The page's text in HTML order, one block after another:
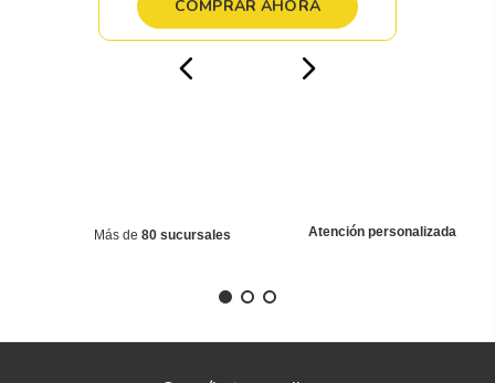
COMPRAR AHORA
Más de 80 sucursales Atención personalizada